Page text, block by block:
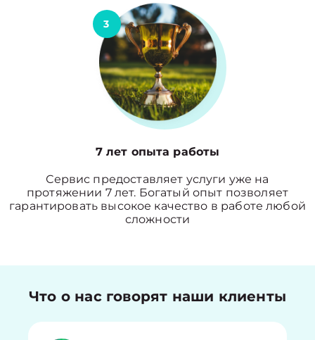
3
7 лет опыта работы
Сервис предоставляет услуги уже на
протяжении 7 лет. Богатый опыт позволяет
гарантировать высокое качество в работе любой
сложности
Что о нас говорят наши клиенты